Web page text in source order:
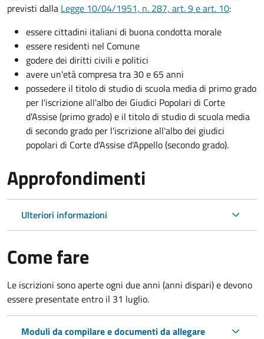
previsti dalla Legge 10/04/1951, n. 287, art. 9 e art. 10:
essere cittadini italiani di buona condotta morale
essere residenti nel Comune
godere dei diritti civili e politici
avere un'età compresa tra 30 e 65 anni
possedere il titolo di studio di scuola media di primo grado
per l'iscrizione all'albo dei Giudici Popolari di Corte
d'Assise (primo grado) e il titolo di studio di scuola media
di secondo grado per l'iscrizione all'albo dei giudici
popolari di Corte d'Assise d’Appello (secondo grado).
Approfondimenti
Ulteriori informazioni
Come fare
Le iscrizioni sono aperte ogni due anni (anni dispari) e devono
essere presentate entro il 31 luglio.
Moduli da compilare e documenti da allegare